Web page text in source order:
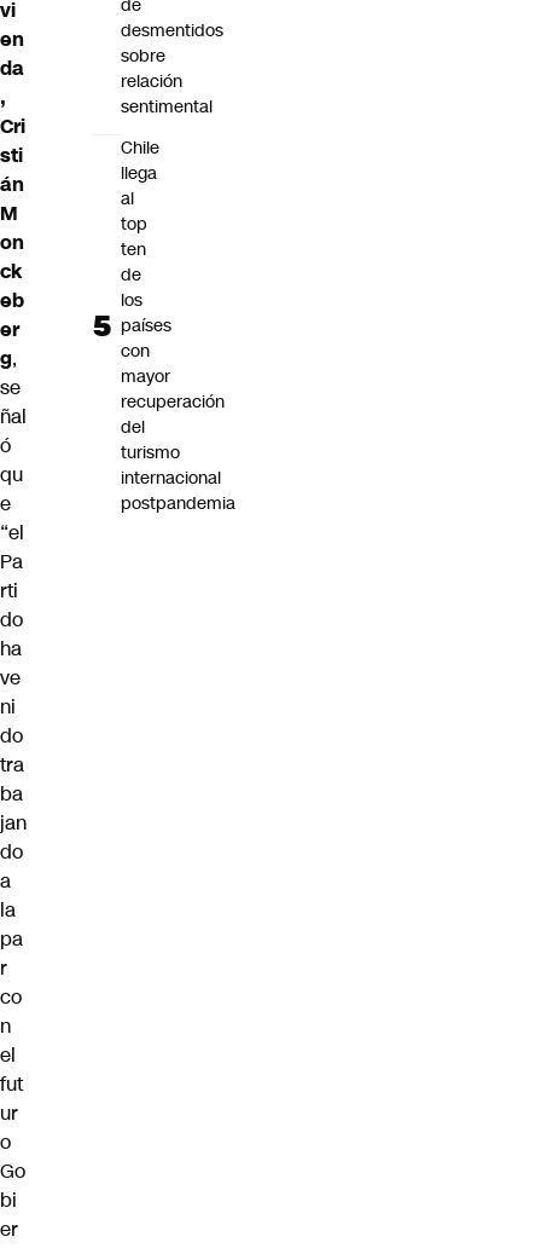
vi
en
da
,
Cri
sti
án
M
on
ck
eb
er
g,
se
ñal
ó
qu
e
“el
Pa
rti
do
ha
ve
ni
do
tra
ba
jan
do
a
la
pa
r
co
n
el
fut
ur
o
Go
bi
er
de
desmentidos
sobre
relación
sentimental
Chile
llega
al
top
ten
de
los
países
con
mayor
recuperación
del
turismo
internacional
postpandemia